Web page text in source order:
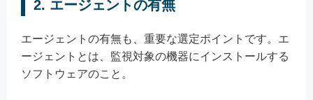
2. エージェントの有無
エージェントの有無も、重要な選定ポイントです。エ
ージェントとは、監視対象の機器にインストールする
ソフトウェアのこと。